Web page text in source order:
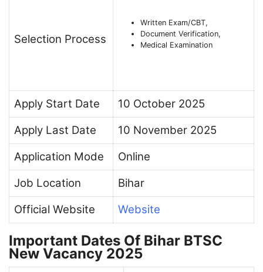
Selection Process
Written Exam/CBT,
Document Verification,
Medical Examination
Apply Start Date
10 October 2025
Apply Last Date
10 November 2025
Application Mode
Online
Job Location
Bihar
Official Website
Website
Important Dates Of Bihar BTSC
New Vacancy 2025